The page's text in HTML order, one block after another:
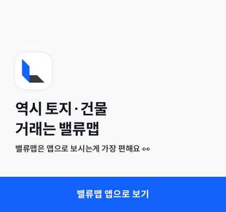
역시 토지·건물
거래는 밸류맵
밸류맵은 앱으로 보시는게 가장 편해요 👀
밸류맵 앱으로 보기